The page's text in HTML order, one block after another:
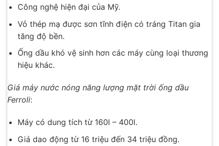
Công nghệ hiện đại của Mỹ.
Vỏ thép mạ được sơn tĩnh điện có tráng Titan gia
tăng độ bền.
Ống dầu khó vệ sinh hơn các máy cùng loại thương
hiệu khác.
Giá máy nước nóng năng lượng mặt trời ống dầu
Ferroli:
Máy có dung tích từ 160l – 400l.
Giá dao động từ 16 triệu đến 34 triệu đồng.